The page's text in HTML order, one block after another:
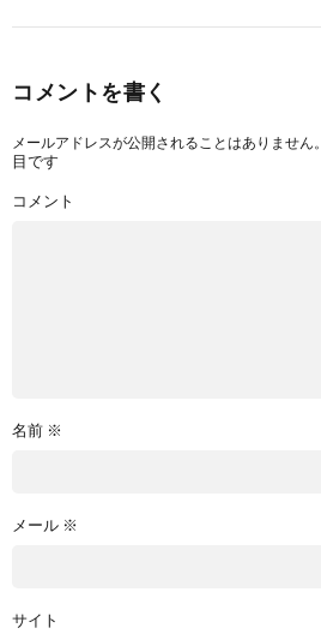
コメントを書く
メールアドレスが公開されることはありません。
目です
コメント
名前 ※
メール ※
サイト